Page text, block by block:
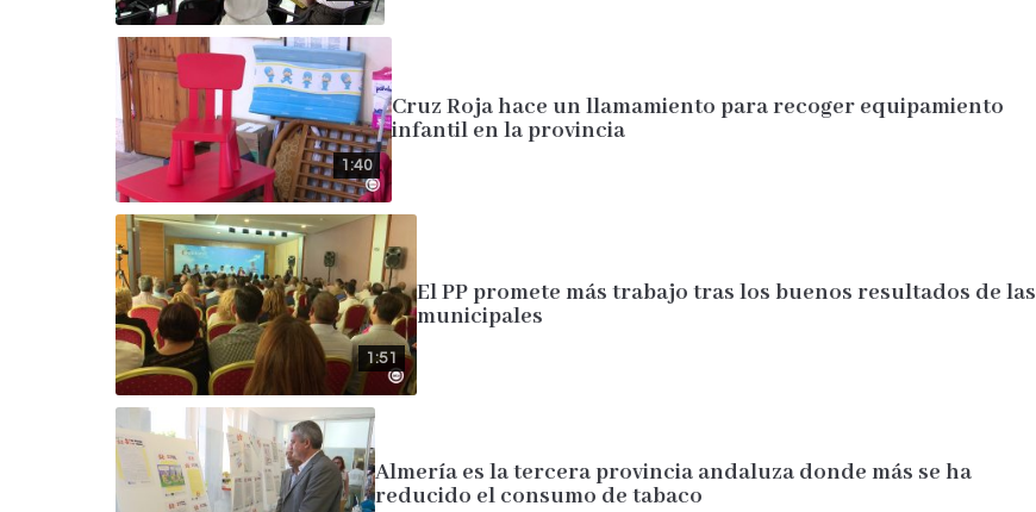
1:40
Cruz Roja hace un llamamiento para recoger equipamiento
infantil en la provincia
1:51
El PP promete más trabajo tras los buenos resultados de las
municipales
Almería es la tercera provincia andaluza donde más se ha
reducido el consumo de tabaco